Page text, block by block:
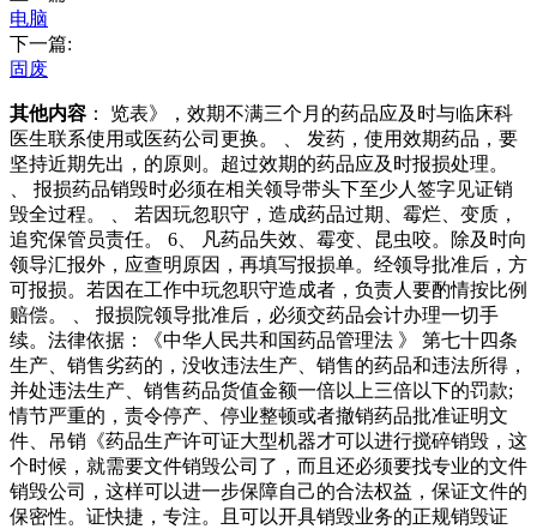
电脑
下一篇:
固废
其他内容 ： 览表》，效期不满三个月的药品应及时与临床科
医生联系使用或医药公司更换。 、 发药，使用效期药品，要
坚持近期先出，的原则。超过效期的药品应及时报损处理。
、 报损药品销毁时必须在相关领导带头下至少人签字见证销
毁全过程。 、 若因玩忽职守，造成药品过期、霉烂、变质，
追究保管员责任。 6、 凡药品失效、霉变、昆虫咬。除及时向
领导汇报外，应查明原因，再填写报损单。经领导批准后，方
可报损。若因在工作中玩忽职守造成者，负责人要酌情按比例
赔偿。 、 报损院领导批准后，必须交药品会计办理一切手
续。法律依据：《中华人民共和国药品管理法 》 第七十四条
生产、销售劣药的，没收违法生产、销售的药品和违法所得，
并处违法生产、销售药品货值金额一倍以上三倍以下的罚款;
情节严重的，责令停产、停业整顿或者撤销药品批准证明文
件、吊销《药品生产许可证大型机器才可以进行搅碎销毁，这
个时候，就需要文件销毁公司了，而且还必须要找专业的文件
销毁公司，这样可以进一步保障自己的合法权益，保证文件的
保密性。证快捷，专注。且可以开具销毁业务的正规销毁证